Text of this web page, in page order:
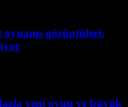
görüntüleri:
yeni oyun ve büyük